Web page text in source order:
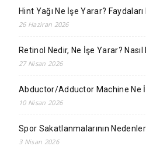
Hint Yağı Ne İşe Yarar?
26 Haziran 2026
Retinol Nedir, Ne İşe Yarar? Nasıl
27 Nisan 2026
Abductor/Adductor Machine Ne
10 Nisan 2026
Spor Sakatlanmalarının
3 Nisan 2026